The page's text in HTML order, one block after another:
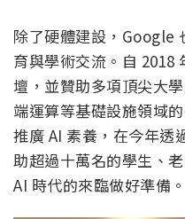
除了硬體建設，Google
育與學術交流。自 2018
壇，並贊助多項頂尖大
端運算等基礎設施領域
推廣 AI 素養，在今年透
助超過十萬名的學生、
AI 時代的來臨做好準備。